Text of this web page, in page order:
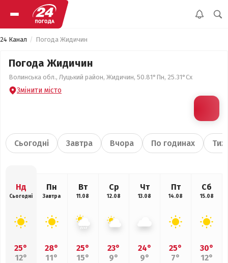
24 Канал Погода Жидичин
Погода Жидичин
Волинська обл., Луцький район, Жидичин, 50.81°Пн, 25.31°Сх
Змінити місто
Сьогодні Завтра Вчора По годинах
Нд
Сьогодні
25°
12°
Пн
Завтра
28°
11°
Вт
11.08
25°
15°
Ср
12.08
23°
9°
Чт
13.08
24°
9°
Пт
14.08
25°
7°
Сб
15.08
30°
12°